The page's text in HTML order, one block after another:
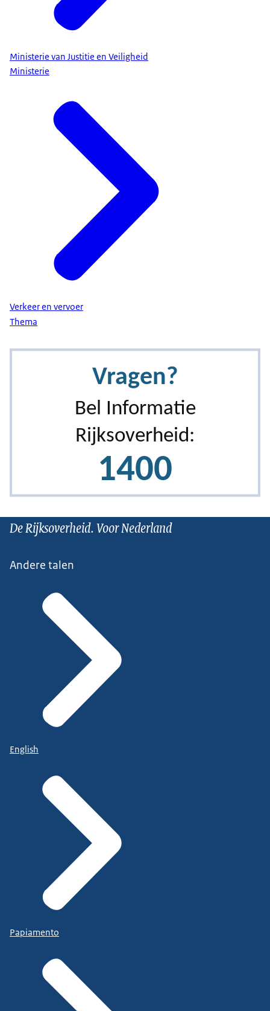
Ministerie van Justitie en Veiligheid
Ministerie
Verkeer en vervoer
Thema
De Rijksoverheid. Voor Nederland
Andere talen
English
Papiamento